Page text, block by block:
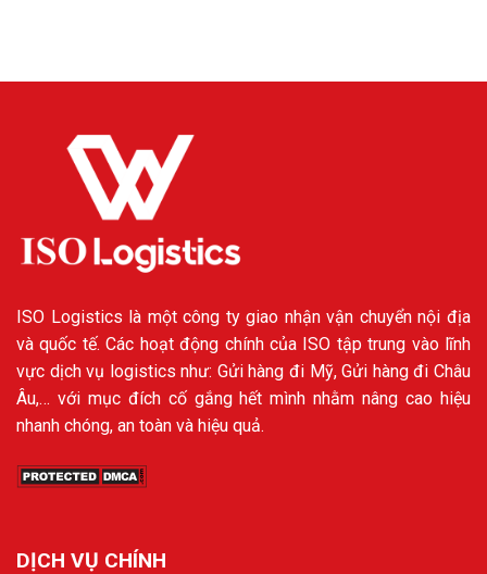
ISO Logistics là một công ty giao nhận vận chuyển nội địa
và quốc tế. Các hoạt động chính của ISO tập trung vào lĩnh
vực dịch vụ logistics như: Gửi hàng đi Mỹ, Gửi hàng đi Châu
Âu,… với mục đích cố gắng hết mình nhằm nâng cao hiệu
nhanh chóng, an toàn và hiệu quả.
DỊCH VỤ CHÍNH